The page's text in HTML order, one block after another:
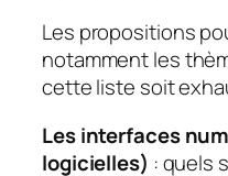
Les propositions
notamment les
cette liste soit
Les interfaces
logicielles) : quels